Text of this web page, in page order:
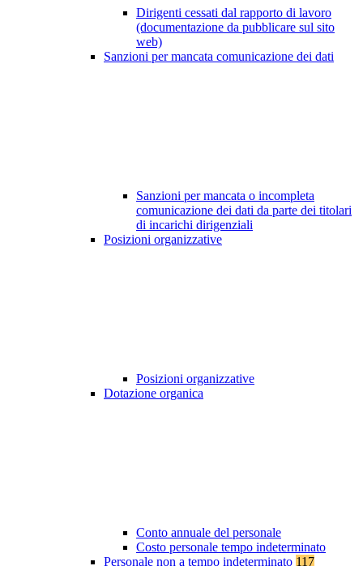
Dirigenti cessati dal rapporto di lavoro
(documentazione da pubblicare sul sito
web)
Sanzioni per mancata comunicazione dei dati
Sanzioni per mancata o incompleta
comunicazione dei dati da parte dei titolari
di incarichi dirigenziali
Posizioni organizzative
Posizioni organizzative
Dotazione organica
Conto annuale del personale
Costo personale tempo indeterminato
Personale non a tempo indeterminato 117